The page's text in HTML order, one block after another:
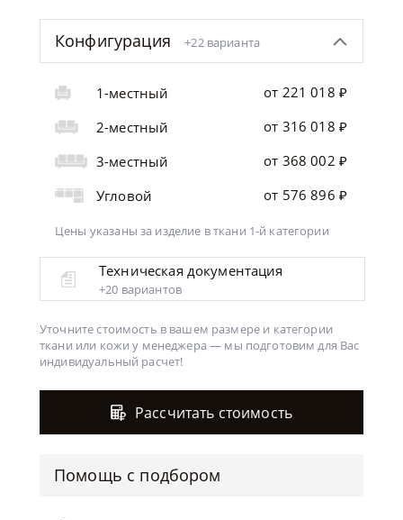
Конфигурация+22 варианта
1-местный
2-местный
3-местный
Угловой
от 221 018 ₽
от 316 018 ₽
от 368 002 ₽
от 576 896 ₽
Цены указаны за изделие в ткани 1-й категории
Техническая документация
+20 вариантов
Уточните стоимость в вашем размере и категории
ткани или кожи у менеджера — мы подготовим для Вас
индивидуальный расчет!
Рассчитать стоимость
Помощь с подбором